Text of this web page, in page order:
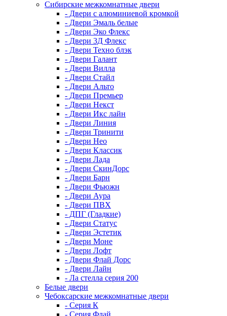
Сибирские межкомнатные двери
- Двери с алюминиевой кромкой
- Двери Эмаль белые
- Двери Эко Флекс
- Двери 3Д Флекс
- Двери Техно блэк
- Двери Галант
- Двери Вилла
- Двери Стайл
- Двери Альто
- Двери Премьер
- Двери Некст
- Двери Икс лайн
- Двери Линия
- Двери Тринити
- Двери Нео
- Двери Классик
- Двери Лада
- Двери СкинДорс
- Двери Барн
- Двери Фьюжн
- Двери Аура
- Двери ПВХ
- ДПГ (Гладкие)
- Двери Статус
- Двери Эстетик
- Двери Моне
- Двери Лофт
- Двери Флай Дорс
- Двери Лайн
- Ла стелла серия 200
Белые двери
Чебоксарские межкомнатные двери
- Серия К
- Серия Флай